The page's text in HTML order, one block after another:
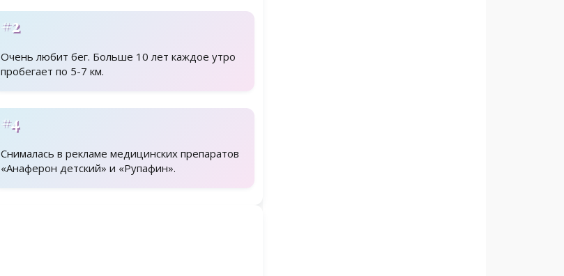
#2
Очень любит бег. Больше 10 лет каждое утро
пробегает по 5-7 км.
#4
Снималась в рекламе медицинских препаратов
«Анаферон детский» и «Рупафин».